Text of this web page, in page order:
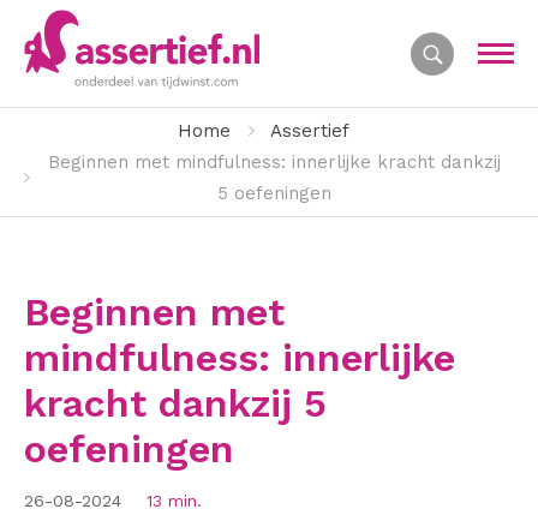
Home
Assertief
Beginnen met mindfulness: innerlijke kracht dankzij
5 oefeningen
Beginnen met
mindfulness: innerlijke
kracht dankzij 5
oefeningen
26-08-2024 13 min.